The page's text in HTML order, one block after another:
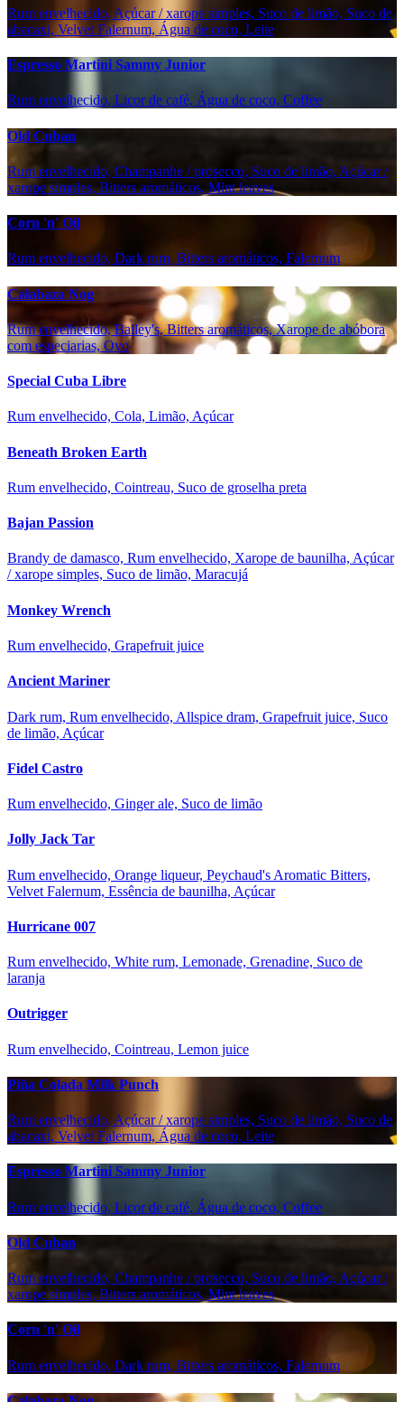
Rum envelhecido, Açúcar / xarope simples, Suco de limão, Suco de
abacaxi, Velvet Falernum, Água de coco, Leite
Espresso Martini Sammy Junior
Rum envelhecido, Licor de café, Água de coco, Coffee
Old Cuban
Rum envelhecido, Champanhe / prosecco, Suco de limão, Açúcar /
xarope simples, Bitters aromáticos, Mint leaves
Corn 'n' Oil
Rum envelhecido, Dark rum, Bitters aromáticos, Falernum
Calabaza Nog
Rum envelhecido, Bailey's, Bitters aromáticos, Xarope de abóbora
com especiarias, Ovo
Special Cuba Libre
Rum envelhecido, Cola, Limão, Açúcar
Beneath Broken Earth
Rum envelhecido, Cointreau, Suco de groselha preta
Bajan Passion
Brandy de damasco, Rum envelhecido, Xarope de baunilha, Açúcar
/ xarope simples, Suco de limão, Maracujá
Monkey Wrench
Rum envelhecido, Grapefruit juice
Ancient Mariner
Dark rum, Rum envelhecido, Allspice dram, Grapefruit juice, Suco
de limão, Açúcar
Fidel Castro
Rum envelhecido, Ginger ale, Suco de limão
Jolly Jack Tar
Rum envelhecido, Orange liqueur, Peychaud's Aromatic Bitters,
Velvet Falernum, Essência de baunilha, Açúcar
Hurricane 007
Rum envelhecido, White rum, Lemonade, Grenadine, Suco de
laranja
Outrigger
Rum envelhecido, Cointreau, Lemon juice
Piña Colada Milk Punch
Rum envelhecido, Açúcar / xarope simples, Suco de limão, Suco de
abacaxi, Velvet Falernum, Água de coco, Leite
Espresso Martini Sammy Junior
Rum envelhecido, Licor de café, Água de coco, Coffee
Old Cuban
Rum envelhecido, Champanhe / prosecco, Suco de limão, Açúcar /
xarope simples, Bitters aromáticos, Mint leaves
Corn 'n' Oil
Rum envelhecido, Dark rum, Bitters aromáticos, Falernum